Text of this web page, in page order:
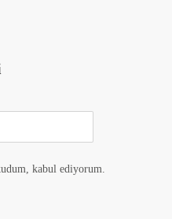
kabul ediyorum.